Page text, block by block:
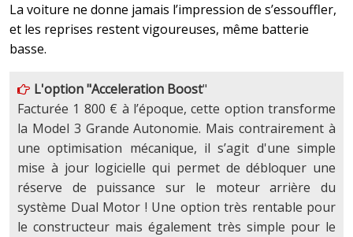
La voiture ne donne jamais l’impression de s’essouffler,
et les reprises restent vigoureuses, même batterie
basse.
L'option "Acceleration Boost"
Facturée 1 800 € à l’époque, cette option transforme
la Model 3 Grande Autonomie. Mais contrairement à
une optimisation mécanique, il s’agit d'une simple
mise à jour logicielle qui permet de débloquer une
réserve de puissance sur le moteur arrière du
système Dual Motor ! Une option très rentable pour
le constructeur mais également très simple pour le